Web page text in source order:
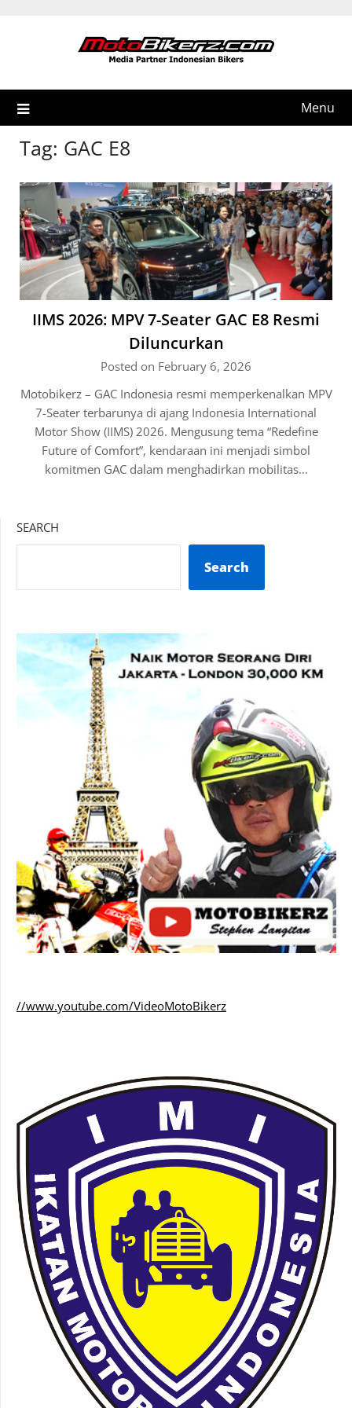
Menu
Tag: GAC E8
IIMS 2026: MPV 7-Seater GAC E8 Resmi
Diluncurkan
Posted on February 6, 2026
Motobikerz – GAC Indonesia resmi memperkenalkan MPV
7-Seater terbarunya di ajang Indonesia International
Motor Show (IIMS) 2026. Mengusung tema “Redefine
Future of Comfort”, kendaraan ini menjadi simbol
komitmen GAC dalam menghadirkan mobilitas…
SEARCH
Search
//www.youtube.com/VideoMotoBikerz